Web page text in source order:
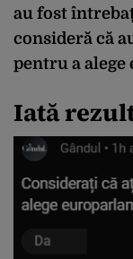
au fost
consideră că
pentru a
Iată